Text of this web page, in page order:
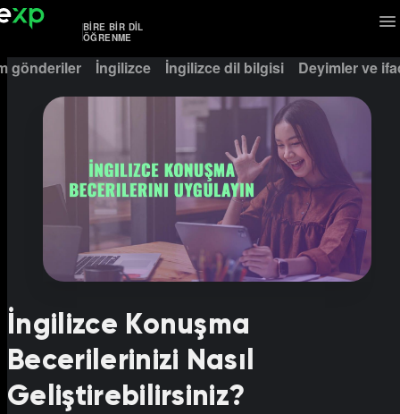
BIRE BIR DIL
ÖĞRENME
gönderiler İngilizce İngilizce dil bilgisi Deyimler ve
İngilizce Konuşma
Becerilerinizi Nasıl
Geliştirebilirsiniz?